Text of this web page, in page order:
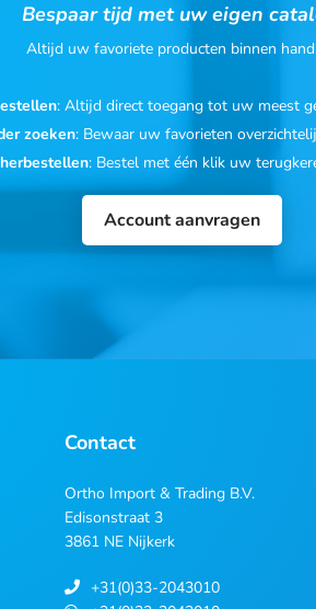
Bespaar tijd met uw eigen
Altijd uw favoriete producten binnen
: Altijd direct toegang tot uw meest
zoeken: Bewaar uw favorieten
: Bestel met één klik uw
Account aanvragen
Contact
Ortho Import & Trading B.V.
Edisonstraat 3
3861 NE Nijkerk
+31(0)33-2043010